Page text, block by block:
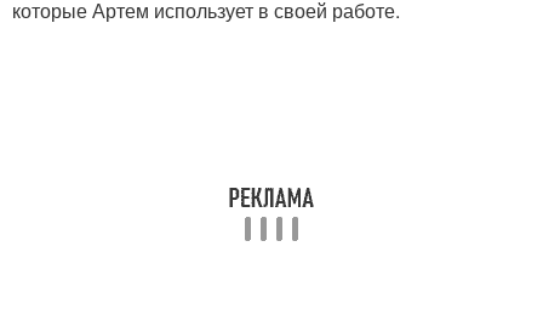
которые Артем использует в своей работе.